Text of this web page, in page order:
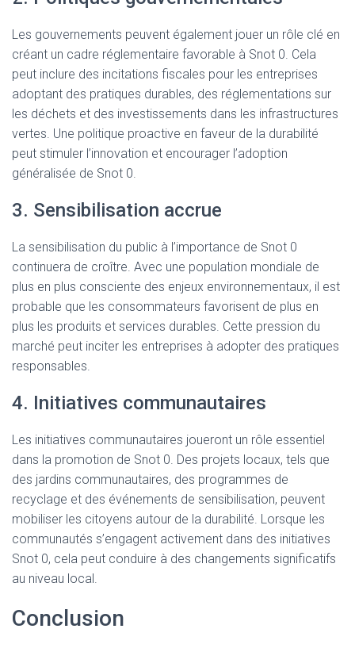
Les gouvernements peuvent également jouer un rôle clé en
créant un cadre réglementaire favorable à Snot 0. Cela
peut inclure des incitations fiscales pour les entreprises
adoptant des pratiques durables, des réglementations sur
les déchets et des investissements dans les infrastructures
vertes. Une politique proactive en faveur de la durabilité
peut stimuler l’innovation et encourager l’adoption
généralisée de Snot 0.
3. Sensibilisation accrue
La sensibilisation du public à l’importance de Snot 0
continuera de croître. Avec une population mondiale de
plus en plus consciente des enjeux environnementaux, il est
probable que les consommateurs favorisent de plus en
plus les produits et services durables. Cette pression du
marché peut inciter les entreprises à adopter des pratiques
responsables.
4. Initiatives communautaires
Les initiatives communautaires joueront un rôle essentiel
dans la promotion de Snot 0. Des projets locaux, tels que
des jardins communautaires, des programmes de
recyclage et des événements de sensibilisation, peuvent
mobiliser les citoyens autour de la durabilité. Lorsque les
communautés s’engagent activement dans des initiatives
Snot 0, cela peut conduire à des changements significatifs
au niveau local.
Conclusion